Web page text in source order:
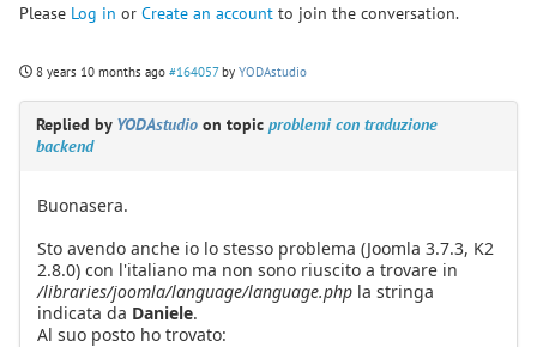
Please Log in or Create an account to join the conversation.
8 years 10 months ago #164057 byYODAstudio
Replied by YODAstudio on topic problemi con traduzione
backend
Buonasera.
Sto avendo anche io lo stesso problema (Joomla 3.7.3, K2
2.8.0) con l'italiano ma non sono riuscito a trovare in
/libraries/joomla/language/language.php la stringa
indicata da Daniele.
Al suo posto ho trovato: